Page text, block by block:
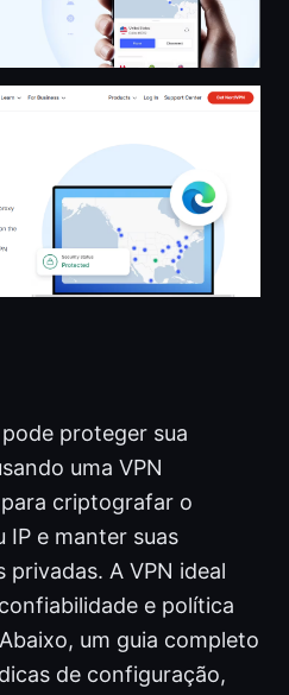
proteger sua
uma VPN
criptografar o
IP e manter suas
privadas. A VPN ideal
e política
um guia completo
de configuração,